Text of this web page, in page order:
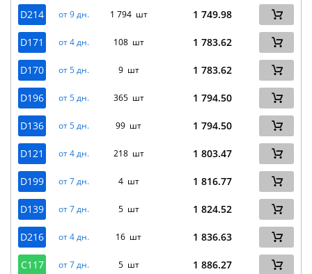
D214 от 9 дн. 1 794 шт 1 749.98
D171 от 4 дн. 108 шт 1 783.62
D170 от 5 дн. 9 шт 1 783.62
D196 от 5 дн. 365 шт 1 794.50
D136 от 5 дн. 99 шт 1 794.50
D121 от 4 дн. 218 шт 1 803.47
D199 от 7 дн. 4 шт 1 816.77
D139 от 7 дн. 5 шт 1 824.52
D216 от 4 дн. 16 шт 1 836.63
C117 от 7 дн. 5 шт 1 886.27